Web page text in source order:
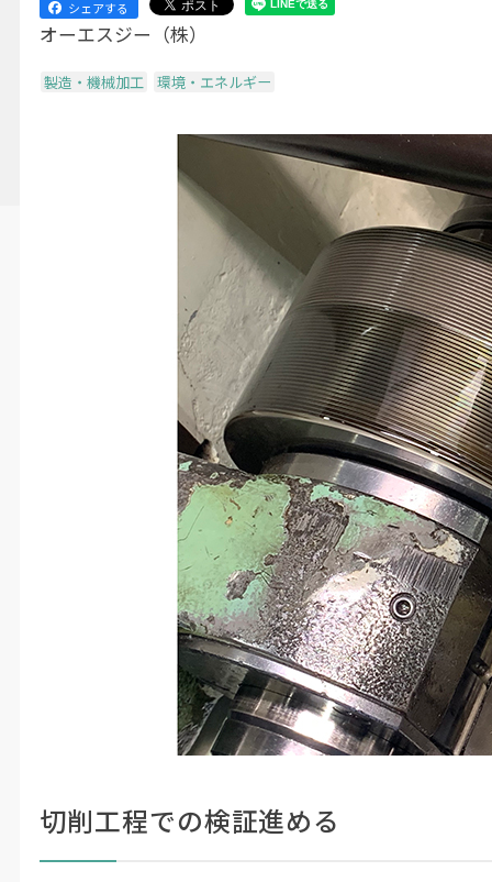
シェアする
オーエスジー（株）
製造・機械加工 環境・エネルギー
切削工程での検証進める